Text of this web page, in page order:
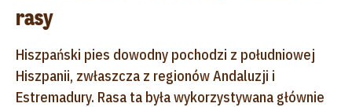
rasy
Hiszpański pies dowodny pochodzi z południowej
Hiszpanii, zwłaszcza z regionów Andaluzji i
Estremadury. Rasa ta była wykorzystywana głównie